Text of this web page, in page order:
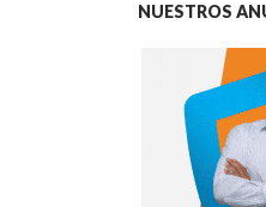
NUESTROS